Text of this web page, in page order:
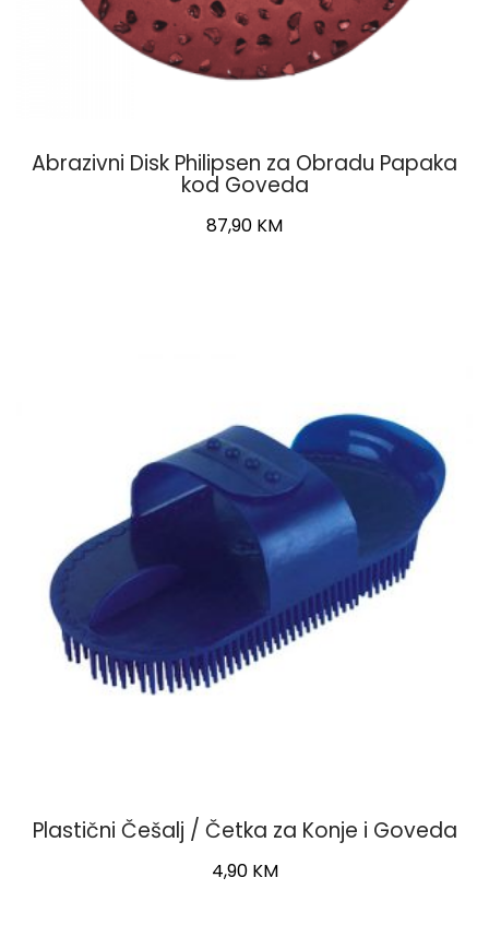
Abrazivni Disk Philipsen za Obradu Papaka
kod Goveda
87,90 KM
Plastični Češalj / Četka za Konje i Goveda
4,90 KM